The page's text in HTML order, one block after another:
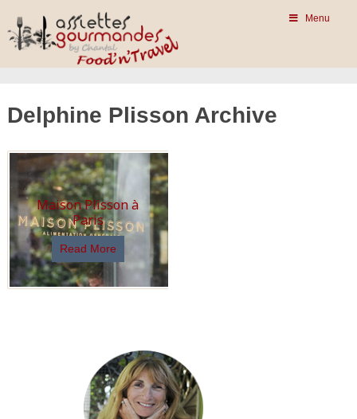
Menu
Delphine Plisson Archive
Maison Plisson à
Paris
Read More